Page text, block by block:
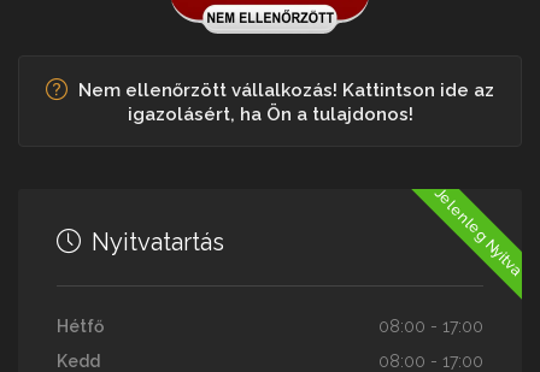
Nem ellenőrzött vállalkozás! Kattintson ide az
igazolásért, ha Ön a tulajdonos!
Jelenleg Nyitva
Nyitvatartás
Hétfő
08:00 - 17:00
Kedd
08:00 - 17:00